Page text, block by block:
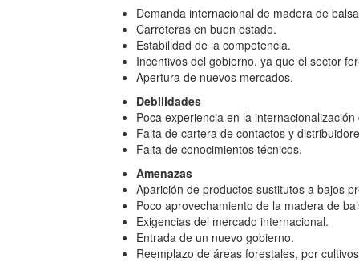
Demanda internacional de madera de
Carreteras en buen estado.
Estabilidad de la competencia.
Incentivos del gobierno, ya que el sector
Apertura de nuevos mercados.
Debilidades
Poca experiencia en la
Falta de cartera de contactos y
Falta de conocimientos técnicos.
Amenazas
Aparición de productos sustitutos a bajos
Poco aprovechamiento de la madera de
Exigencias del mercado internacional.
Entrada de un nuevo gobierno.
Reemplazo de áreas forestales, por